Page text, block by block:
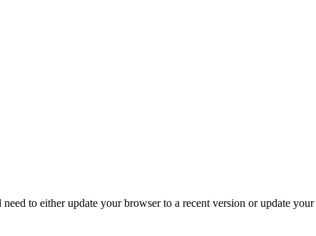
to either update your browser to a recent version or update your